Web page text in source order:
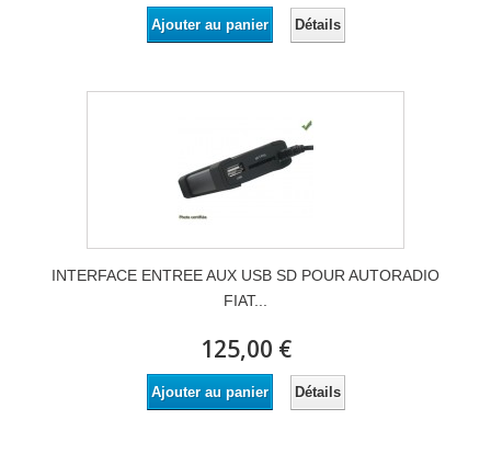
Ajouter au panier Détails
INTERFACE ENTREE AUX USB SD POUR AUTORADIO
FIAT...
125,00 €
Ajouter au panier Détails